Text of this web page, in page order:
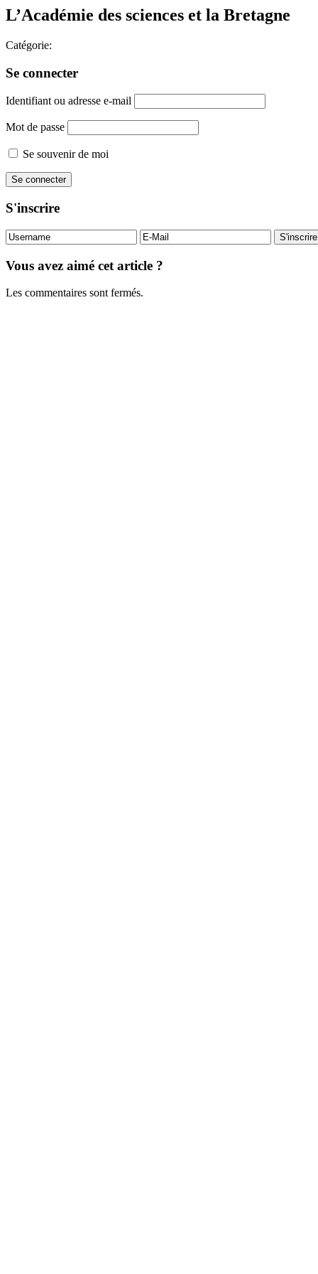
L’Académie des sciences et la Bretagne
Catégorie:
Se connecter
Identifiant ou adresse e-mail
Mot de passe
Se souvenir de moi
S'inscrire
Vous avez aimé cet article ?
Les commentaires sont fermés.